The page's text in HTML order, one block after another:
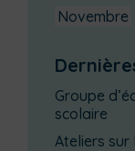
Novembre
Groupe
scolaire
Ateliers